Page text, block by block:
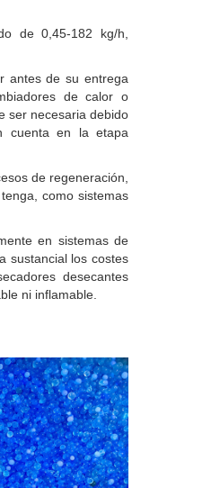
de 0,45-182 kg/h,
antes de su entrega
de calor o
ser necesaria debido
cuenta en la etapa
de regeneración,
como sistemas
en sistemas de
sustancial los costes
desecantes
ni inflamable.